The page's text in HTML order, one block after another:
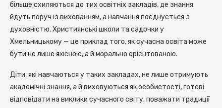
більше схиляються до тих освітніх закладів, де знання
йдуть поруч із вихованням, а навчання поєднується з
духовністю. Християнські школи та садочки у
Хмельницькому — це приклад того, як сучасна освіта може
бути не лише якісною, а й морально орієнтованою.
Діти, які навчаються у таких закладах, не лише отримують
академічні знання, а й виховуються як особистості, готові
відповідати на виклики сучасного світу, поважати традиції